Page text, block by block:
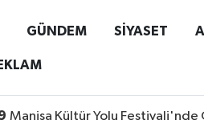
GÜNDEM SİYASET
Manisa Kültür Yolu Festivali'nde